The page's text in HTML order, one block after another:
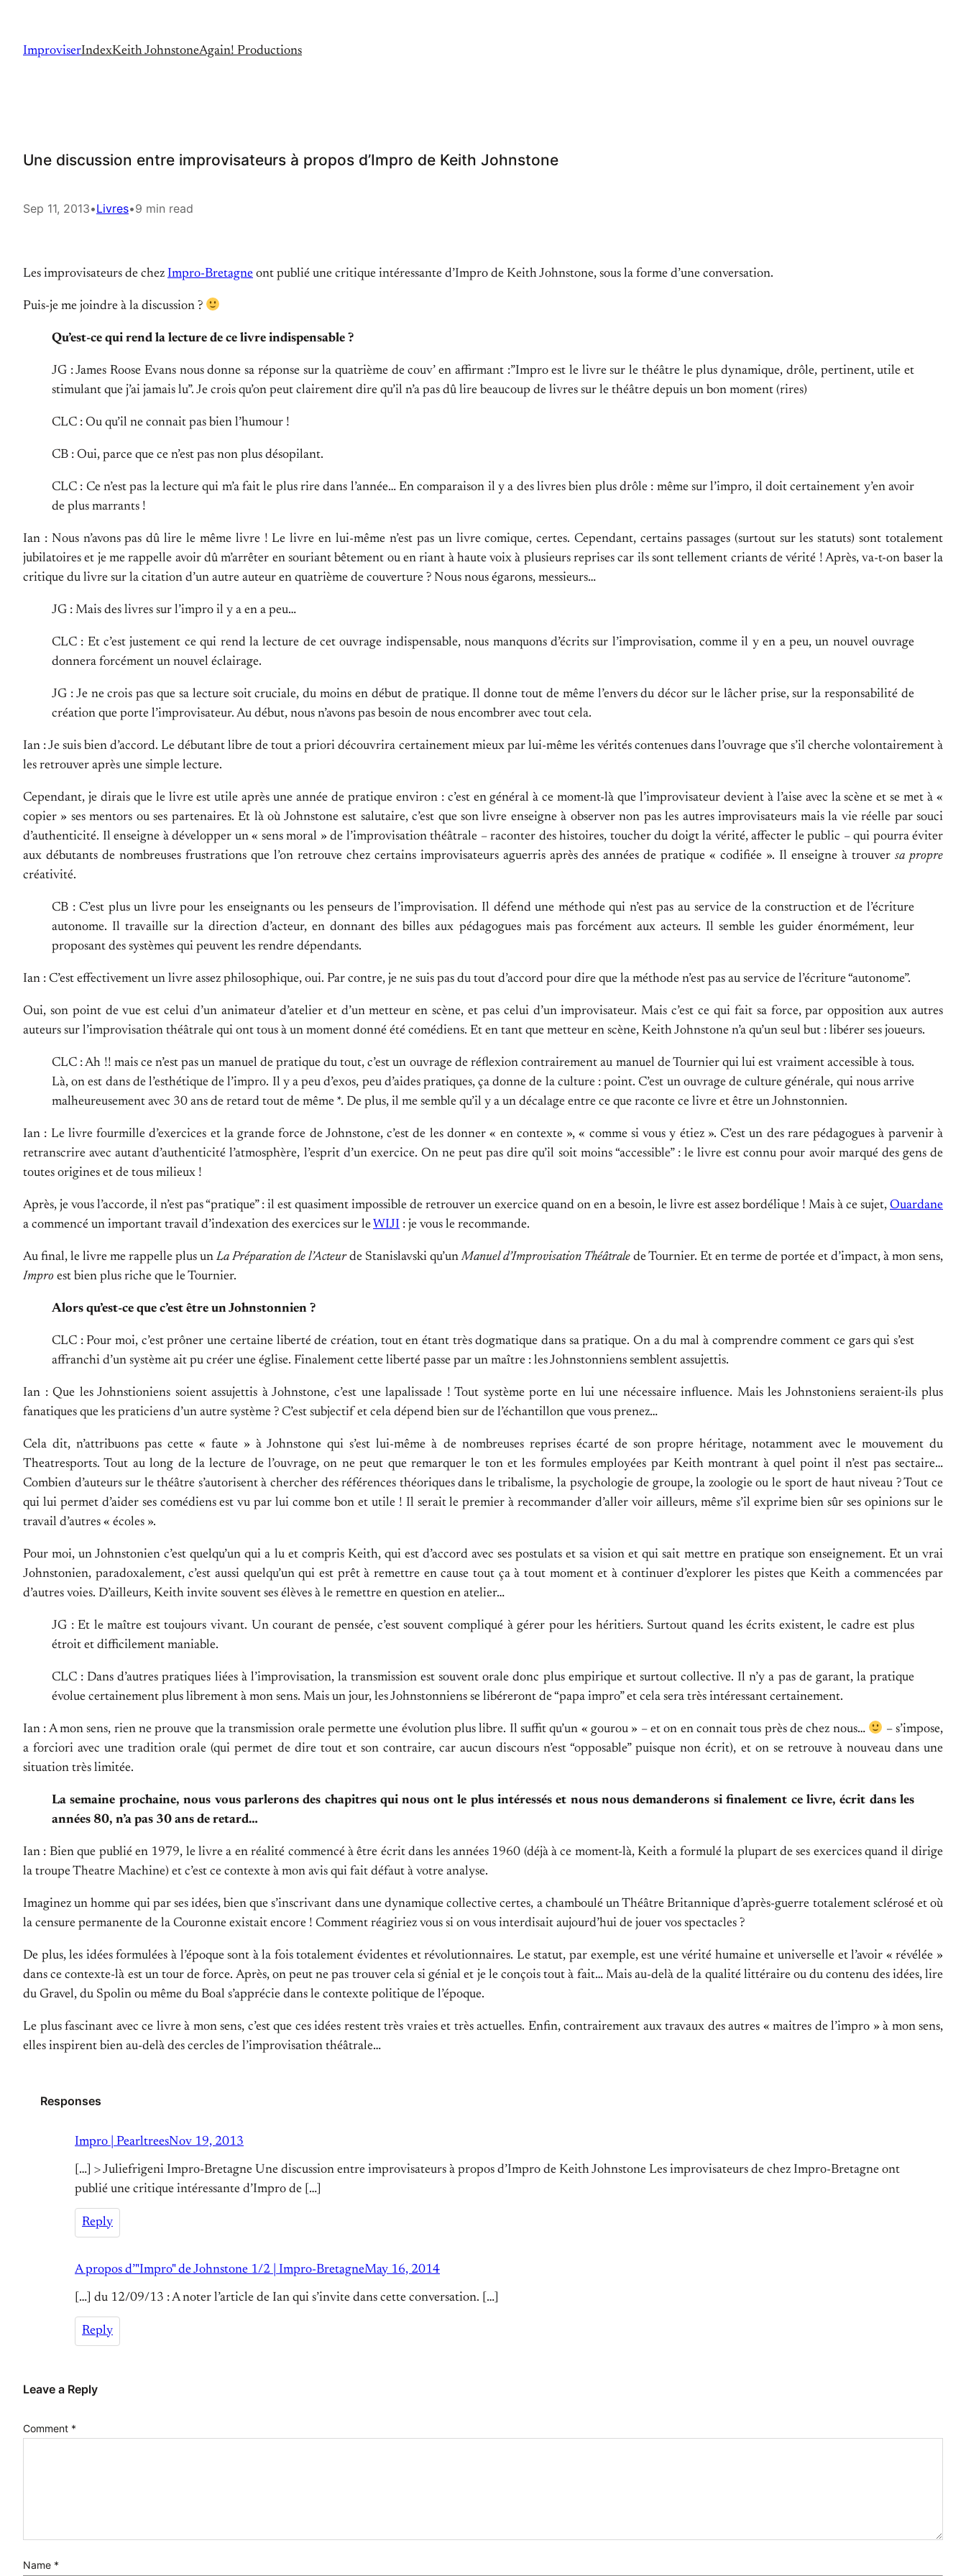
content
ImproviserIndexKeith JohnstoneAgain! Productions
Une discussion entre improvisateurs à propos d’Impro de Keith Johnstone
Sep 11, 2013•Livres•9 min read
Les improvisateurs de chez Impro-Bretagne ont publié une critique intéressante d’Impro de Keith Johnstone, sous la forme d’une conversation.
Puis-je me joindre à la discussion ?
Qu’est-ce qui rend la lecture de ce livre indispensable ?
JG : James Roose Evans nous donne sa réponse sur la quatrième de couv’ en affirmant :”Impro est le livre sur le théâtre le plus dynamique, drôle, pertinent, utile et
stimulant que j’ai jamais lu”. Je crois qu’on peut clairement dire qu’il n’a pas dû lire beaucoup de livres sur le théâtre depuis un bon moment (rires)
CLC : Ou qu’il ne connait pas bien l’humour !
CB : Oui, parce que ce n’est pas non plus désopilant.
CLC : Ce n’est pas la lecture qui m’a fait le plus rire dans l’année… En comparaison il y a des livres bien plus drôle : même sur l’impro, il doit certainement y’en avoir
de plus marrants !
Ian : Nous n’avons pas dû lire le même livre ! Le livre en lui-même n’est pas un livre comique, certes. Cependant, certains passages (surtout sur les statuts) sont totalement
jubilatoires et je me rappelle avoir dû m’arrêter en souriant bêtement ou en riant à haute voix à plusieurs reprises car ils sont tellement criants de vérité ! Après, va-t-on baser la
critique du livre sur la citation d’un autre auteur en quatrième de couverture ? Nous nous égarons, messieurs…
JG : Mais des livres sur l’impro il y a en a peu…
CLC : Et c’est justement ce qui rend la lecture de cet ouvrage indispensable, nous manquons d’écrits sur l’improvisation, comme il y en a peu, un nouvel ouvrage
donnera forcément un nouvel éclairage.
JG : Je ne crois pas que sa lecture soit cruciale, du moins en début de pratique. Il donne tout de même l’envers du décor sur le lâcher prise, sur la responsabilité de
création que porte l’improvisateur. Au début, nous n’avons pas besoin de nous encombrer avec tout cela.
Ian : Je suis bien d’accord. Le débutant libre de tout a priori découvrira certainement mieux par lui-même les vérités contenues dans l’ouvrage que s’il cherche volontairement à
les retrouver après une simple lecture.
Cependant, je dirais que le livre est utile après une année de pratique environ : c’est en général à ce moment-là que l’improvisateur devient à l’aise avec la scène et se met à «
copier » ses mentors ou ses partenaires. Et là où Johnstone est salutaire, c’est que son livre enseigne à observer non pas les autres improvisateurs mais la vie réelle par souci
d’authenticité. Il enseigne à développer un « sens moral » de l’improvisation théâtrale – raconter des histoires, toucher du doigt la vérité, affecter le public – qui pourra éviter
aux débutants de nombreuses frustrations que l’on retrouve chez certains improvisateurs aguerris après des années de pratique « codifiée ». Il enseigne à trouversa propre
créativité.
CB : C’est plus un livre pour les enseignants ou les penseurs de l’improvisation. Il défend une méthode qui n’est pas au service de la construction et de l’écriture
autonome. Il travaille sur la direction d’acteur, en donnant des billes aux pédagogues mais pas forcément aux acteurs. Il semble les guider énormément, leur
proposant des systèmes qui peuvent les rendre dépendants.
Ian : C’est effectivement un livre assez philosophique, oui. Par contre, je ne suis pas du tout d’accord pour dire que la méthode n’est pas au service de l’écriture “autonome”.
Oui, son point de vue est celui d’un animateur d’atelier et d’un metteur en scène, et pas celui d’un improvisateur. Mais c’est ce qui fait sa force, par opposition aux autres
auteurs sur l’improvisation théâtrale qui ont tous à un moment donné été comédiens. Et en tant que metteur en scène, Keith Johnstone n’a qu’un seul but : libérer ses joueurs.
CLC : Ah !! mais ce n’est pas un manuel de pratique du tout, c’est un ouvrage de réflexion contrairement au manuel de Tournier qui lui est vraiment accessible à tous.
Là, on est dans de l’esthétique de l’impro. Il y a peu d’exos, peu d’aides pratiques, ça donne de la culture : point. C’est un ouvrage de culture générale, qui nous arrive
malheureusement avec 30 ans de retard tout de même *. De plus, il me semble qu’il y a un décalage entre ce que raconte ce livre et être un Johnstonnien.
Ian : Le livre fourmille d’exercices et la grande force de Johnstone, c’est de les donner « en contexte », « comme si vous y étiez ». C’est un des rare pédagogues à parvenir à
retranscrire avec autant d’authenticité l’atmosphère, l’esprit d’un exercice. On ne peut pas dire qu’il soit moins “accessible” : le livre est connu pour avoir marqué des gens de
toutes origines et de tous milieux !
Après, je vous l’accorde, il n’est pas “pratique” : il est quasiment impossible de retrouver un exercice quand on en a besoin, le livre est assez bordélique ! Mais à ce sujet, Ouardane
a commencé un important travail d’indexation des exercices sur le WIJI : je vous le recommande.
Au final, le livre me rappelle plus un La Préparation de l’Acteurde Stanislavski qu’unManuel d’Improvisation Théâtrale de Tournier. Et en terme de portée et d’impact, à mon sens,
Impro est bien plus riche que le Tournier.
Alors qu’est-ce que c’est être un Johnstonnien ?
CLC : Pour moi, c’est prôner une certaine liberté de création, tout en étant très dogmatique dans sa pratique. On a du mal à comprendre comment ce gars qui s’est
affranchi d’un système ait pu créer une église. Finalement cette liberté passe par un maître : les Johnstonniens semblent assujettis.
Ian : Que les Johnstioniens soient assujettis à Johnstone, c’est une lapalissade ! Tout système porte en lui une nécessaire influence. Mais les Johnstoniens seraient-ils plus
fanatiques que les praticiens d’un autre système ? C’est subjectif et cela dépend bien sur de l’échantillon que vous prenez…
Cela dit, n’attribuons pas cette « faute » à Johnstone qui s’est lui-même à de nombreuses reprises écarté de son propre héritage, notamment avec le mouvement du
Theatresports. Tout au long de la lecture de l’ouvrage, on ne peut que remarquer le ton et les formules employées par Keith montrant à quel point il n’est pas sectaire…
Combien d’auteurs sur le théâtre s’autorisent à chercher des références théoriques dans le tribalisme, la psychologie de groupe, la zoologie ou le sport de haut niveau ? Tout ce
qui lui permet d’aider ses comédiens est vu par lui comme bon et utile ! Il serait le premier à recommander d’aller voir ailleurs, même s’il exprime bien sûr ses opinions sur le
travail d’autres « écoles ».
Pour moi, un Johnstonien c’est quelqu’un qui a lu et compris Keith, qui est d’accord avec ses postulats et sa vision et qui sait mettre en pratique son enseignement. Et un vrai
Johnstonien, paradoxalement, c’est aussi quelqu’un qui est prêt à remettre en cause tout ça à tout moment et à continuer d’explorer les pistes que Keith a commencées par
d’autres voies. D’ailleurs, Keith invite souvent ses élèves à le remettre en question en atelier…
JG : Et le maître est toujours vivant. Un courant de pensée, c’est souvent compliqué à gérer pour les héritiers. Surtout quand les écrits existent, le cadre est plus
étroit et difficilement maniable.
CLC : Dans d’autres pratiques liées à l’improvisation, la transmission est souvent orale donc plus empirique et surtout collective. Il n’y a pas de garant, la pratique
évolue certainement plus librement à mon sens. Mais un jour, les Johnstonniens se libéreront de “papa impro” et cela sera très intéressant certainement.
Ian : A mon sens, rien ne prouve que la transmission orale permette une évolution plus libre. Il suffit qu’un « gourou » – et on en connait tous près de chez nous…
– s’impose,
a forciori avec une tradition orale (qui permet de dire tout et son contraire, car aucun discours n’est “opposable” puisque non écrit), et on se retrouve à nouveau dans une
situation très limitée.
La semaine prochaine, nous vous parlerons des chapitres qui nous ont le plus intéressés et nous nous demanderons si finalement ce livre, écrit dans les
années 80, n’a pas 30 ans de retard…
Ian : Bien que publié en 1979, le livre a en réalité commencé à être écrit dans les années 1960 (déjà à ce moment-là, Keith a formulé la plupart de ses exercices quand il dirige
la troupe Theatre Machine) et c’est ce contexte à mon avis qui fait défaut à votre analyse.
Imaginez un homme qui par ses idées, bien que s’inscrivant dans une dynamique collective certes, a chamboulé un Théâtre Britannique d’après-guerre totalement sclérosé et où
la censure permanente de la Couronne existait encore ! Comment réagiriez vous si on vous interdisait aujourd’hui de jouer vos spectacles ?
De plus, les idées formulées à l’époque sont à la fois totalement évidentes et révolutionnaires. Le statut, par exemple, est une vérité humaine et universelle et l’avoir « révélée »
dans ce contexte-là est un tour de force. Après, on peut ne pas trouver cela si génial et je le conçois tout à fait… Mais au-delà de la qualité littéraire ou du contenu des idées, lire
du Gravel, du Spolin ou même du Boal s’apprécie dans le contexte politique de l’époque.
Le plus fascinant avec ce livre à mon sens, c’est que ces idées restent très vraies et très actuelles. Enfin, contrairement aux travaux des autres « maitres de l’impro » à mon sens,
elles inspirent bien au-delà des cercles de l’improvisation théâtrale…
Responses
Impro | PearltreesNov 19, 2013
[…] > Juliefrigeni Impro-Bretagne Une discussion entre improvisateurs à propos d’Impro de Keith Johnstone Les improvisateurs de chez Impro-Bretagne ont
publié une critique intéressante d’Impro de […]
Reply
A propos d’"Impro" de Johnstone 1/2 | Impro-BretagneMay 16, 2014
[…] du 12/09/13 : A noter l’article de Ian qui s’invite dans cette conversation. […]
Reply
Leave a Reply
Comment *
Name *